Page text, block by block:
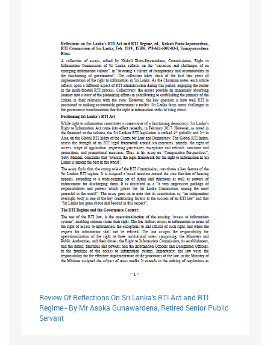
Review Of Reflections On Sri Lanka's RTI Act and RTI
Regime - By Mr Asoka Gunawardena, Retired Senior Public
Servant